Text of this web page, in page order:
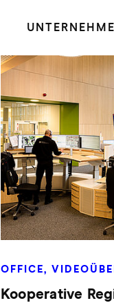
OFFICE,
Kooperative